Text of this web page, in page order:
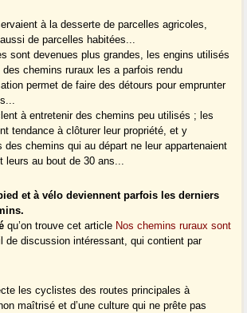
à la desserte de parcelles agricoles,
de parcelles habitées...
sont devenues plus grandes, les engins utilisés
chemins ruraux les a parfois rendu
permet de faire des détours pour emprunter
à entretenir des chemins peu utilisés ; les
tendance à clôturer leur propriété, et y
des chemins qui au départ ne leur appartenaient
leurs au bout de 30 ans...
et à vélo deviennent parfois les derniers
qu’on trouve cet article Nos chemins ruraux sont
de discussion intéressant, qui contient par
les cyclistes des routes principales à
maîtrisé et d’une culture qui ne prête pas